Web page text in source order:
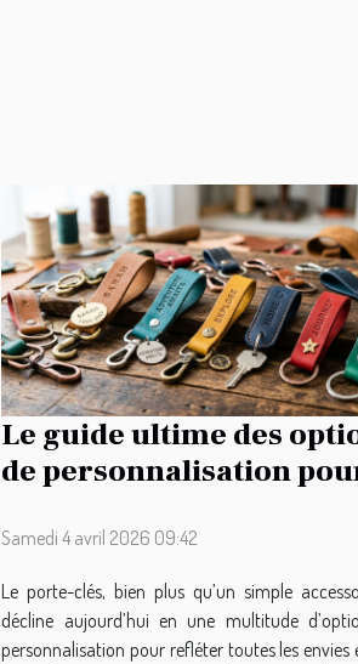
Le guide ultime des
de personnalisation
Samedi 4 avril 2026 09:42
Le porte-clés, bien plus qu’un simple
décline aujourd’hui en une multitude
personnalisation pour refléter toutes les envies